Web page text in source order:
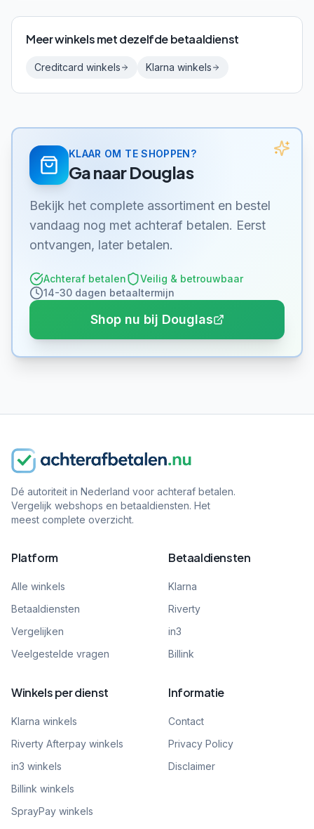
Meer winkels met dezelfde betaaldienst
Creditcard winkels Klarna winkels
KLAAR OM TE SHOPPEN?
Ga naarDouglas
Bekijk het complete assortiment en bestel
vandaag nog met achteraf betalen. Eerst
ontvangen, later betalen.
Achteraf betalen
Veilig & betrouwbaar
14-30 dagen betaaltermijn
Shop nu bij Douglas
Dé autoriteit in Nederland voor achteraf betalen.
Vergelijk webshops en betaaldiensten. Het
meest complete overzicht.
Platform
Alle winkels
Betaaldiensten
Vergelijken
Veelgestelde vragen
Betaaldiensten
Klarna
Riverty
in3
Billink
Winkels per dienst
Klarna winkels
Riverty Afterpay winkels
in3 winkels
Billink winkels
SprayPay winkels
Informatie
Contact
Privacy Policy
Disclaimer